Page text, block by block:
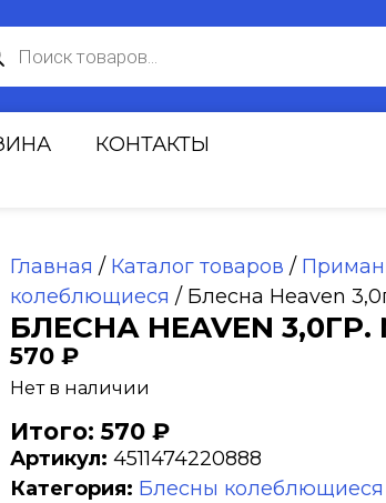
КОНТАКТЫ
Главная / Каталог товаров /
колеблющиеся / Блесна Heaven
БЛЕСНА HEAVEN 3,0ГР.
570 ₽
Нет в наличии
Итого: 570 ₽
Артикул: 4511474220888
Категория: Блесны колеблющиеся